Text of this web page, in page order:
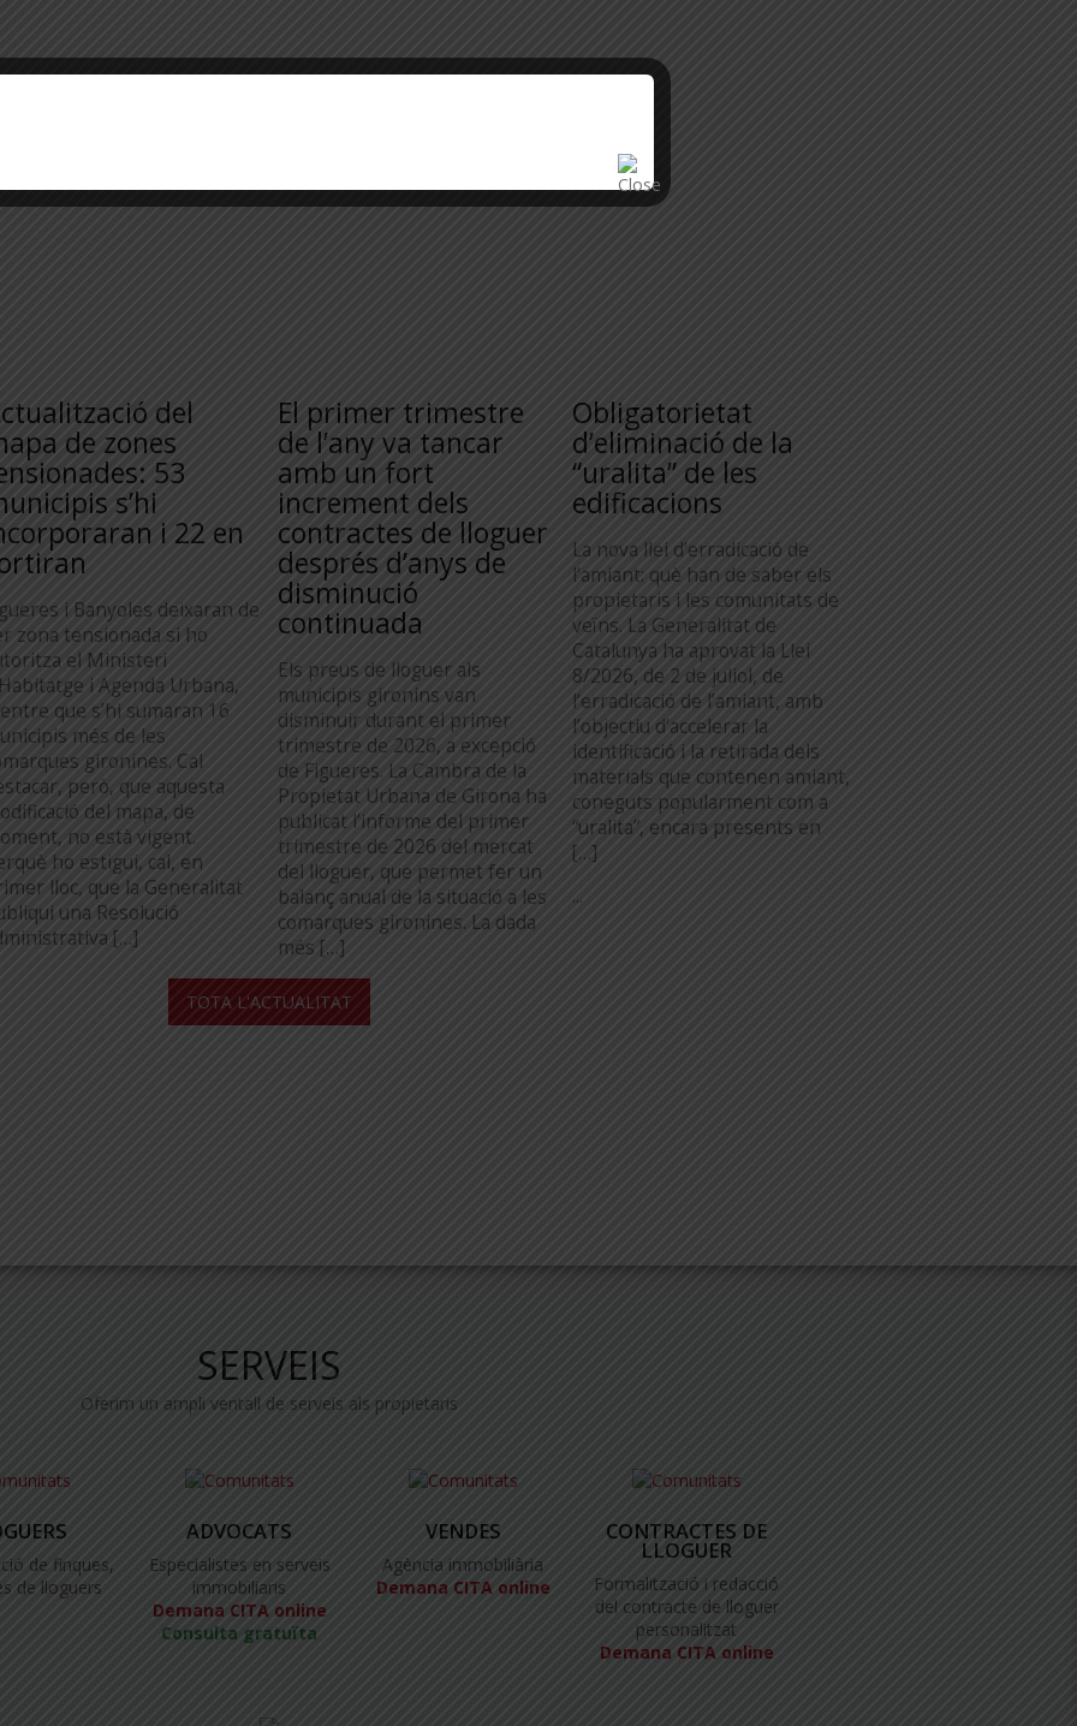
del
de zones
53
s’hi
i 22 en
i Banyoles deixaran de
zona tensionada si ho
el Ministeri
i Agenda Urbana,
que s’hi sumaran 16
més de les
gironines. Cal
però, que aquesta
del mapa, de
no està vigent.
ho estigui, cal, en
lloc, que la Generalitat
una Resolució
[…]
El primer trimestre
de l’any va tancar
amb un fort
increment dels
contractes de lloguer
després d’anys de
disminució
continuada
Els preus de lloguer als
municipis gironins van
disminuir durant el primer
trimestre de 2026, a excepció
de Figueres. La Cambra de la
Propietat Urbana de Girona ha
publicat l’informe del primer
trimestre de 2026 del mercat
del lloguer, que permet fer un
balanç anual de la situació a les
comarques gironines. La dada
més […]
...
Obligatorietat
d’eliminació de la
“uralita” de les
edificacions
La nova llei d’erradicació de
l’amiant: què han de saber els
propietaris i les comunitats de
veïns. La Generalitat de
Catalunya ha aprovat la Llei
8/2026, de 2 de juliol, de
l’erradicació de l’amiant, amb
l’objectiu d’accelerar la
identificació i la retirada dels
materials que contenen amiant,
coneguts popularment com a
“uralita”, encara presents en
[…]
...
TOTA L'ACTUALITAT
SERVEIS
Oferim un ampli ventall de serveis als propietaris
de finques,
de lloguers
ADVOCATS
Especialistes en serveis
immobiliaris
Demana CITA online
Consulta gratuïta
VENDES
Agència immobiliària
Demana CITA online
CONTRACTES DE
LLOGUER
Formalització i redacció
del contracte de lloguer
personalitzat
Demana CITA online